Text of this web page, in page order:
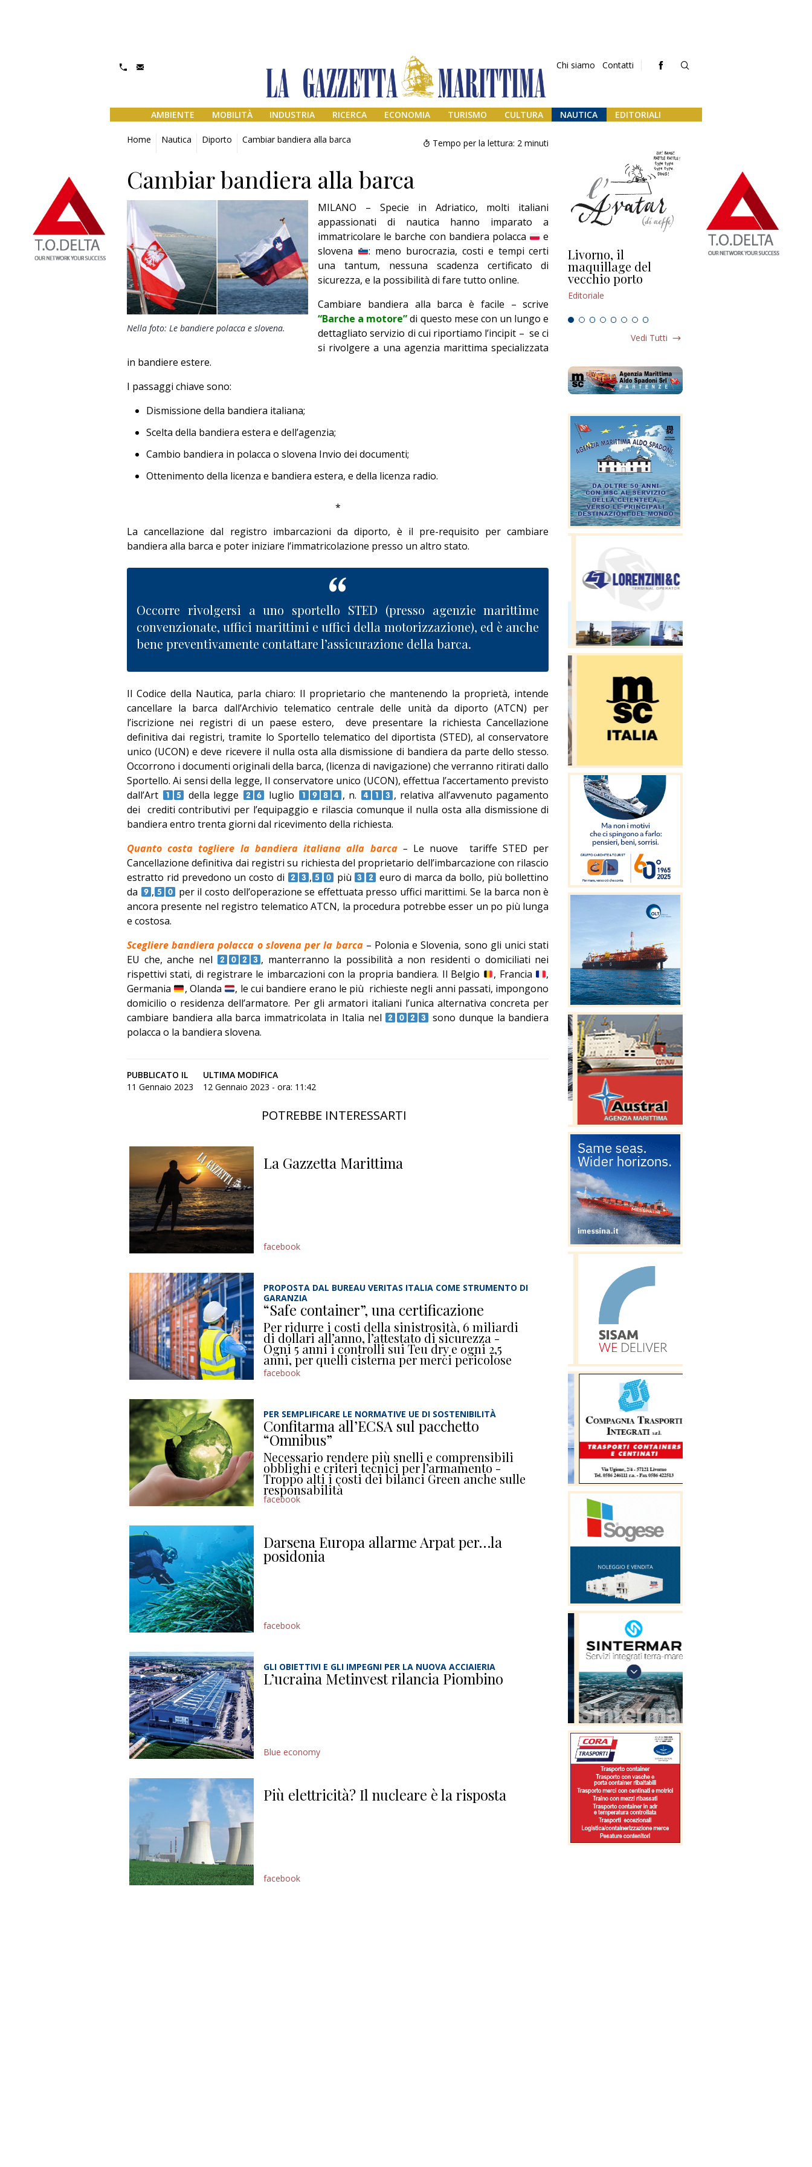
Chi siamo Contatti
AMBIENTE MOBILITÀ INDUSTRIA RICERCA ECONOMIA TURISMO CULTURA NAUTICA EDITORIALI
Home Nautica Diporto Cambiar bandiera alla barca Tempo per la lettura: 2 minuti
Cambiar bandiera alla barca
Nella foto: Le bandiere polacca e slovena.
MILANO – Specie in Adriatico, molti italiani
appassionati di nautica hanno imparato a
immatricolare le barche con bandiera polacca
e
slovena
: meno burocrazia, costi e tempi certi
una tantum, nessuna scadenza certificato di
sicurezza, e la possibilità di fare tutto online.
Cambiare bandiera alla barca è facile – scrive
“Barche a motore”di questo mese con un lungo e
dettagliato servizio di cui riportiamo l’incipit – se ci
si rivolgere a una agenzia marittima specializzata
in bandiere estere.
I passaggi chiave sono:
Dismissione della bandiera italiana;
Scelta della bandiera estera e dell’agenzia;
Cambio bandiera in polacca o slovena Invio dei documenti;
Ottenimento della licenza e bandiera estera, e della licenza radio.
*
La cancellazione dal registro imbarcazioni da diporto, è il pre-requisito per cambiare
bandiera alla barca e poter iniziare l’immatricolazione presso un altro stato.
Occorre rivolgersi a uno sportello STED (presso agenzie marittime
convenzionate, uffici marittimi e uffici della motorizzazione), ed è anche
bene preventivamente contattare l’assicurazione della barca.
Il Codice della Nautica, parla chiaro: Il proprietario che mantenendo la proprietà, intende
cancellare la barca dall’Archivio telematico centrale delle unità da diporto (ATCN) per
l’iscrizione nei registri di un paese estero,
deve presentare la richiesta Cancellazione
definitiva dai registri, tramite lo Sportello telematico del diportista (STED), al conservatore
unico (UCON) e deve ricevere il nulla osta alla dismissione di bandiera da parte dello stesso.
Occorrono i documenti originali della barca, (licenza di navigazione) che verranno ritirati dallo
Sportello. Ai sensi della legge, Il conservatore unico (UCON), effettua l’accertamento previsto
dall’Art
della legge luglio , n.
, relativa all’avvenuto pagamento
dei crediti contributivi per l’equipaggio e rilascia comunque il nulla osta alla dismissione di
bandiera entro trenta giorni dal ricevimento della richiesta.
Quanto costa togliere la bandiera italiana alla barca– Le nuove
tariffe STED per
Cancellazione definitiva dai registri su richiesta del proprietario dell’imbarcazione con rilascio
estratto rid prevedono un costo di
, più
euro di marca da bollo, più bollettino
da
,
per il costo dell’operazione se effettuata presso uffici marittimi. Se la barca non è
ancora presente nel registro telematico ATCN, la procedura potrebbe esser un po più lunga
e costosa.
Scegliere bandiera polacca o slovena per la barca – Polonia e Slovenia, sono gli unici stati
EU che, anche nel
, manterranno la possibilità a non residenti o domiciliati nei
rispettivi stati, di registrare le imbarcazioni con la propria bandiera. Il Belgio
, Francia
,
Germania
, Olanda , le cui bandiere erano le più richieste negli anni passati, impongono
domicilio o residenza dell’armatore. Per gli armatori italiani l’unica alternativa concreta per
cambiare bandiera alla barca immatricolata in Italia nel
sono dunque la bandiera
polacca o la bandiera slovena.
PUBBLICATO IL
11 Gennaio 2023
ULTIMA MODIFICA
12 Gennaio 2023 - ora: 11:42
POTREBBE INTERESSARTI
La Gazzetta Marittima
facebook
PROPOSTA DAL BUREAU VERITAS ITALIA COME STRUMENTO DI
GARANZIA
“Safe container”, una certificazione
Per ridurre i costi della sinistrosità, 6 miliardi
di dollari all’anno, l’attestato di sicurezza -
Ogni 5 anni i controlli sui Teu dry e ogni 2,5
anni, per quelli cisterna per merci pericolose
facebook
PER SEMPLIFICARE LE NORMATIVE UE DI SOSTENIBILITÀ
Confitarma all’ECSA sul pacchetto
“Omnibus”
Necessario rendere più snelli e comprensibili
obblighi e criteri tecnici per l’armamento -
Troppo alti i costi dei bilanci Green anche sulle
responsabilità
facebook
Darsena Europa allarme Arpat per…la
posidonia
facebook
GLI OBIETTIVI E GLI IMPEGNI PER LA NUOVA ACCIAIERIA
L’ucraina Metinvest rilancia Piombino
Blue economy
Più elettricità? Il nucleare è la risposta
facebook
Addio amico
Giorgio
Editoriale
Livorno, il
maquillage del
vecchio porto
Editoriale
L’uscita di scena di
Vedi Tutti